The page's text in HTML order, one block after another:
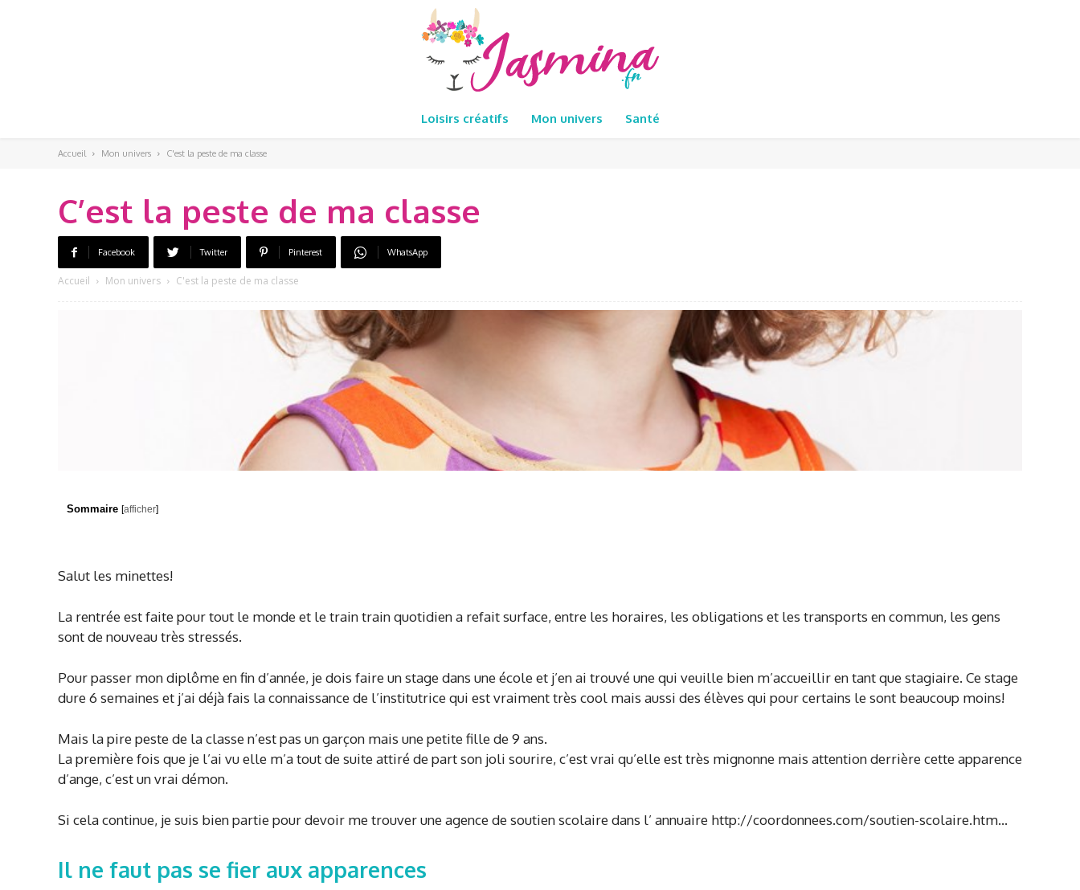
Loisirs créatifs Mon univers Santé
Accueil Mon univers C'est la peste de ma classe
C’est la peste de ma classe
Facebook Twitter Pinterest WhatsApp
Accueil Mon univers C'est la peste de ma classe
Sommaire [afficher]
Salut les minettes!
La rentrée est faite pour tout le monde et le train train quotidien a refait surface, entre les horaires, les obligations et les transports en commun, les gens
sont de nouveau très stressés.
Pour passer mon diplôme en fin d’année, je dois faire un stage dans une école et j’en ai trouvé une qui veuille bien m’accueillir en tant que stagiaire. Ce stage
dure 6 semaines et j’ai déjà fais la connaissance de l’institutrice qui est vraiment très cool mais aussi des élèves qui pour certains le sont beaucoup moins!
Mais la pire peste de la classe n’est pas un garçon mais une petite fille de 9 ans.
La première fois que je l’ai vu elle m’a tout de suite attiré de part son joli sourire, c’est vrai qu’elle est très mignonne mais attention derrière cette apparence
d’ange, c’est un vrai démon.
Si cela continue, je suis bien partie pour devoir me trouver une agence de soutien scolaire dans l’ annuaire http://coordonnees.com/soutien-scolaire.htm…
Il ne faut pas se fier aux apparences